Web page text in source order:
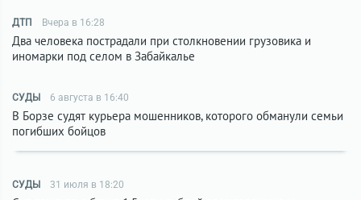
ДТП Вчера в 16:28
Два человека пострадали при столкновении грузовика и
иномарки под селом в Забайкалье
СУДЫ 6 августа в 16:40
В Борзе судят курьера мошенников, которого обманули семьи
погибших бойцов
СУДЫ 31 июля в 18:20